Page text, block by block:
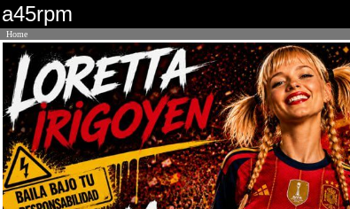
a45rpm
Home